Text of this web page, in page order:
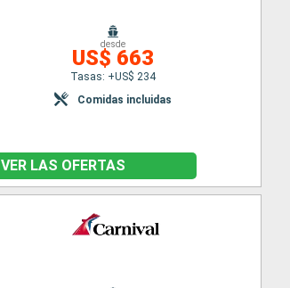
desde
US$ 663
Tasas: +US$ 234
Comidas incluidas
VER LAS OFERTAS